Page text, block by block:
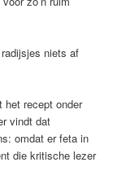
niets af
het recept onder
vindt dat
omdat er feta in
die kritische lezer